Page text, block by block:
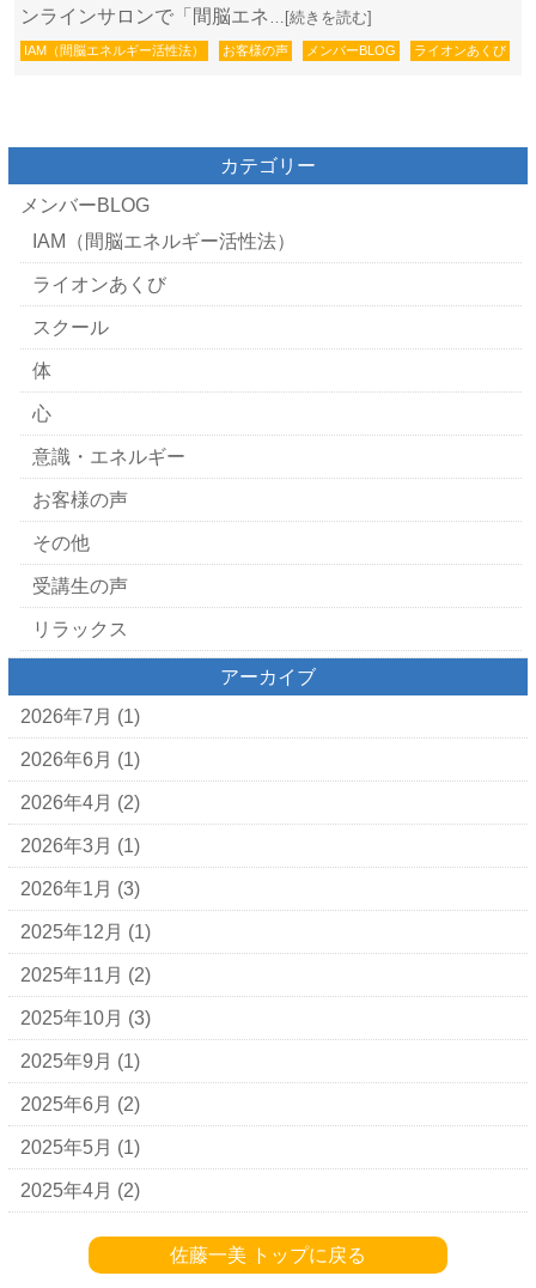
ンラインサロンで「間脳エネ…[続きを読む]
IAM（間脳エネルギー活性法） お客様の声 メンバーBLOG ライオンあくび
カテゴリー
メンバーBLOG
IAM（間脳エネルギー活性法）
ライオンあくび
スクール
体
心
意識・エネルギー
お客様の声
その他
受講生の声
リラックス
アーカイブ
2026年7月 (1)
2026年6月 (1)
2026年4月 (2)
2026年3月 (1)
2026年1月 (3)
2025年12月 (1)
2025年11月 (2)
2025年10月 (3)
2025年9月 (1)
2025年6月 (2)
2025年5月 (1)
2025年4月 (2)
佐藤一美 トップに戻る